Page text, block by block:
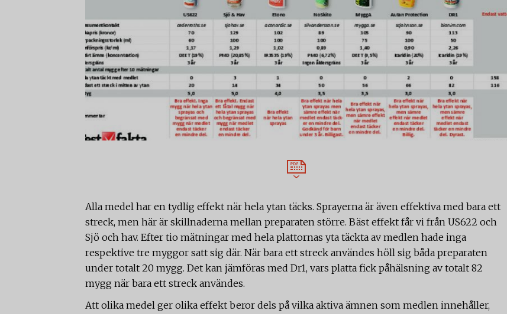
Alla medel har en tydlig effekt när hela ytan täcks. Sprayerna är även effektiva med bara ett
streck, men här är skillnaderna mellan preparaten större. Bäst effekt får vi från US622 och
Sjö och hav. Efter tio mätningar med hela plattornas yta täckta av medlen hade inga
respektive tre myggor satt sig där. När bara ett streck användes höll sig båda preparaten
under totalt 20 mygg. Det kan jämföras med Dr1, vars platta fick påhälsning av totalt 82
mygg när bara ett streck användes.
Att olika medel ger olika effekt beror dels på vilka aktiva ämnen som medlen innehåller,